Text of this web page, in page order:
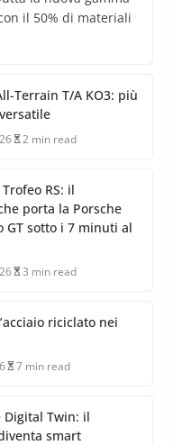
il 50% di materiali
Terrain T/A KO3: più
2 min read
RS: il
porta la Porsche
GT sotto i 7 minuti al
3 min read
riciclato nei
7 min read
Twin: il
smart